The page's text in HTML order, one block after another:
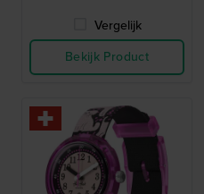
Vergelijk
Bekijk Product